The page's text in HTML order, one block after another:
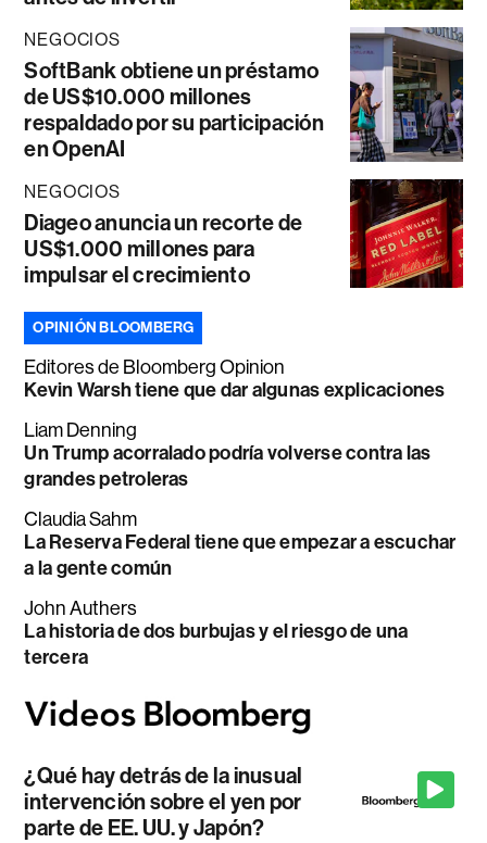
NEGOCIOS
SoftBank obtiene un préstamo
de US$10.000 millones
respaldado por su participación
en OpenAI
NEGOCIOS
Diageo anuncia un recorte de
US$1.000 millones para
impulsar el crecimiento
OPINIÓN BLOOMBERG
Editores de Bloomberg Opinion
Kevin Warsh tiene que dar algunas explicaciones
Liam Denning
Un Trump acorralado podría volverse contra las
grandes petroleras
Claudia Sahm
La Reserva Federal tiene que empezar a escuchar
a la gente común
John Authers
La historia de dos burbujas y el riesgo de una
tercera
¿Qué hay detrás de la inusual
intervención sobre el yen por
parte de EE. UU. y Japón?